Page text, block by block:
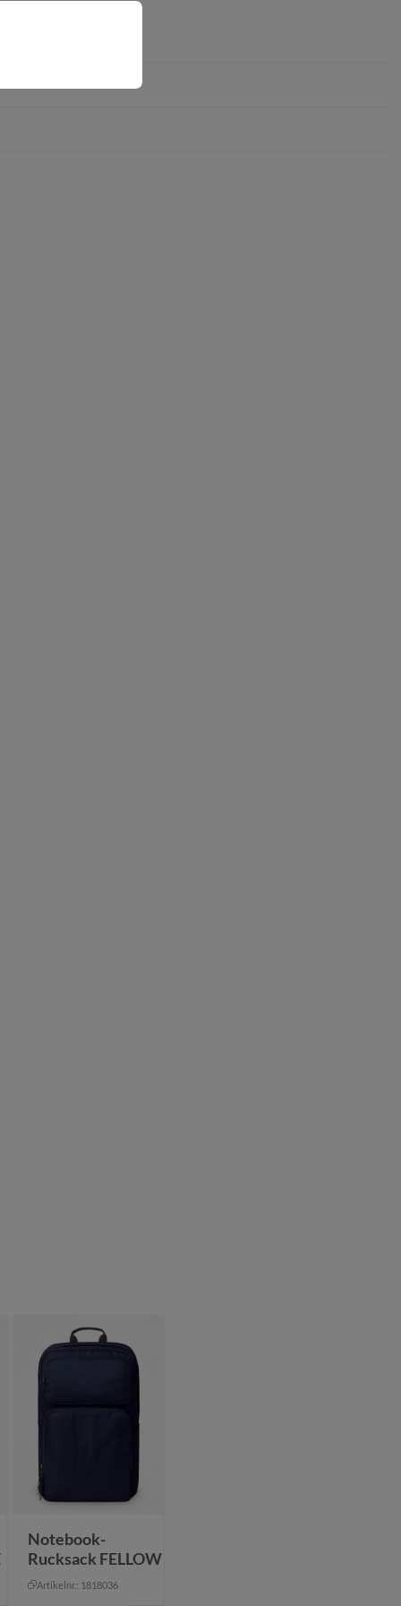
Notebook-
Rucksack FELLOW
Artikelnr.: 1818036